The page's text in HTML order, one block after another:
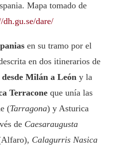
Mapa tomado de
dh.gu.se/dare/
en su tramo por el
en dos itinerarios de
Milán a León y la
Terracone que unía las
(Tarragona) y Asturica
de Caesaraugusta
Calagurris Nasica